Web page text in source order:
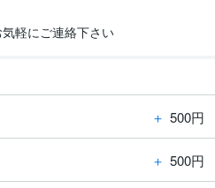
軽にご連絡下さい
＋ 500円
＋ 500円